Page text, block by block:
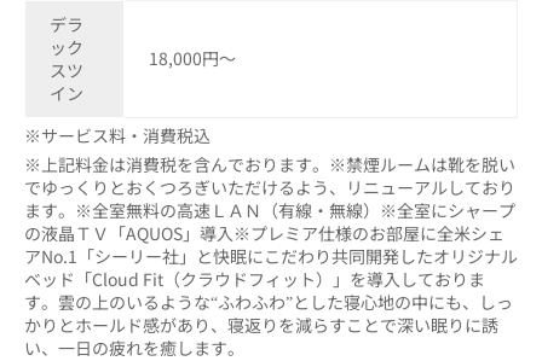
デラ
ック
スツ
イン
18,000円～
※サービス料・消費税込
※上記料金は消費税を含んでおります。※禁煙ルームは靴を脱い
でゆっくりとおくつろぎいただけるよう、リニューアルしており
ます。※全室無料の高速ＬＡＮ（有線・無線）※全室にシャープ
の液晶ＴＶ「AQUOS」導入※プレミア仕様のお部屋に全米シェ
アNo.1「シーリー社」と快眠にこだわり共同開発したオリジナル
ベッド「Cloud Fit（クラウドフィット）」を導入しておりま
す。雲の上のいるような“ふわふわ”とした寝心地の中にも、しっ
かりとホールド感があり、寝返りを減らすことで深い眠りに誘
い、一日の疲れを癒します。